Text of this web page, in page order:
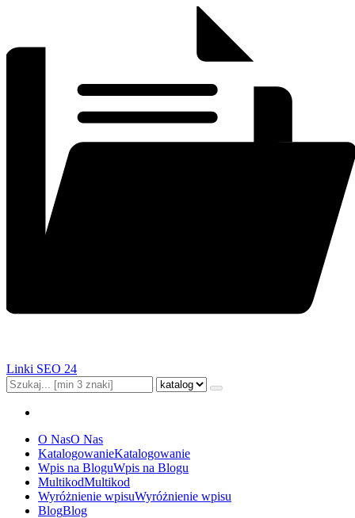
Linki SEO 24
O NasO Nas
KatalogowanieKatalogowanie
Wpis na BloguWpis na Blogu
MultikodMultikod
Wyróżnienie wpisuWyróżnienie wpisu
BlogBlog